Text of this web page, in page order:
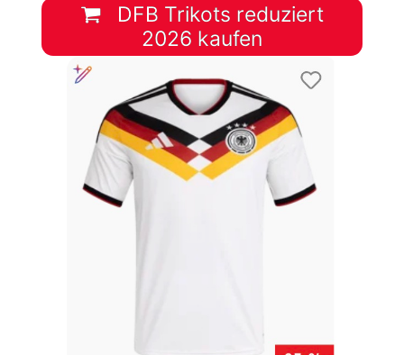
DFB Trikots reduziert
2026 kaufen